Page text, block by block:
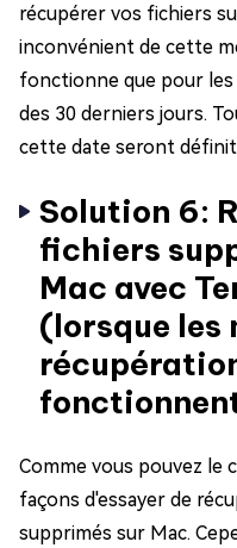
récupérer vos fichiers
inconvénient de cette
fonctionne que pour
des 30 derniers jours.
cette date seront
Solution 6:
fichiers
Mac avec
(lorsque les
Comme vous pouvez le
façons d'essayer de
supprimés sur Mac.